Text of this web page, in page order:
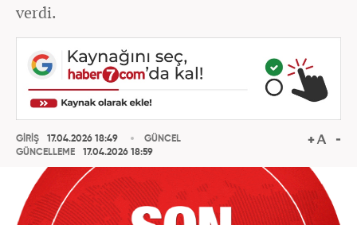
verdi.
GİRİŞ
17.04.2026 18:49
GÜNCELLEME
17.04.2026 18:59
GÜNCEL